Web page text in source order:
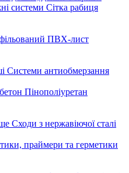
системи Сітка рабиця
ПВХ-лист
Системи антиобмерзання
Пінополіуретан
Сходи з нержавіючої сталі
праймери та герметики